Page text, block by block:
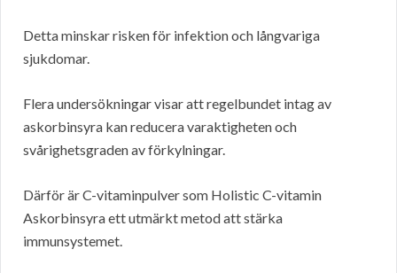
Detta minskar risken för infektion och långvariga
sjukdomar.
Flera undersökningar visar att regelbundet intag av
askorbinsyra kan reducera varaktigheten och
svårighetsgraden av förkylningar.
Därför är C-vitaminpulver som Holistic C-vitamin
Askorbinsyra ett utmärkt metod att stärka
immunsystemet.